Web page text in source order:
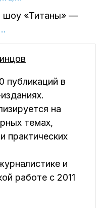
шоу «Титаны» —
публикаций в
на
темах,
практических
и
работе с 2011